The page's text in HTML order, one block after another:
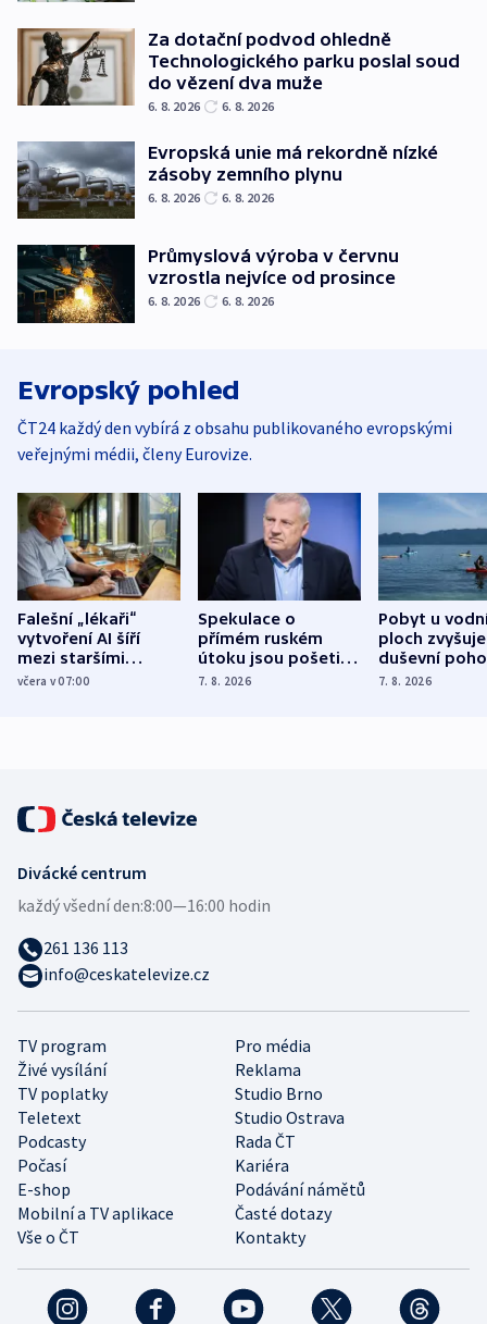
Za dotační podvod ohledně
Technologického parku poslal soud
do vězení dva muže
6. 8. 2026 6. 8. 2026
Evropská unie má rekordně nízké
zásoby zemního plynu
6. 8. 2026 6. 8. 2026
Průmyslová výroba v červnu
vzrostla nejvíce od prosince
6. 8. 2026 6. 8. 2026
Evropský pohled
ČT24 každý den vybírá z obsahu publikovaného evropskými
veřejnými médii, členy Eurovize.
Falešní „lékaři“
vytvoření AI šíří
mezi staršími
Poláky nebezpečné
včera v 07:00
Spekulace o
přímém ruském
útoku jsou pošetilé,
míní estonský
7. 8. 2026
Pobyt u
ploch zvyšuje
duševní
ukázala
7. 8. 2026
TV program
Pro média
Živé vysílání
Reklama
TV poplatky
Studio Brno
Teletext
Studio Ostrava
Podcasty
Rada ČT
Počasí
Kariéra
E-shop
Podávání námětů
Mobilní a TV aplikace
Časté dotazy
Vše o ČT
Kontakty
Divácké centrum
každý všední den:8:00—16:00 hodin
261 136 113
info@ceskatelevize.cz